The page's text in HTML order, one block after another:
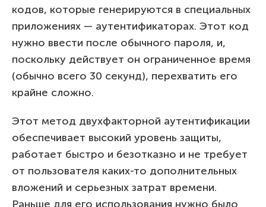
кодов, которые генерируются в специальных
приложениях — аутентификаторах. Этот код
нужно ввести после обычного пароля, и,
поскольку действует он ограниченное время
(обычно всего 30 секунд), перехватить его
крайне сложно.
Этот метод двухфакторной аутентификации
обеспечивает высокий уровень защиты,
работает быстро и безотказно и не требует
от пользователя каких-то дополнительных
вложений и серьезных затрат времени.
Раньше для его использования нужно было